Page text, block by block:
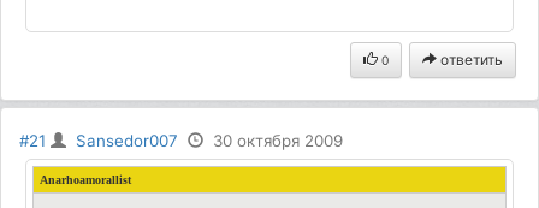
0 ответить
#21 Sansedor007 30 октября 2009
Anarhoamorallist